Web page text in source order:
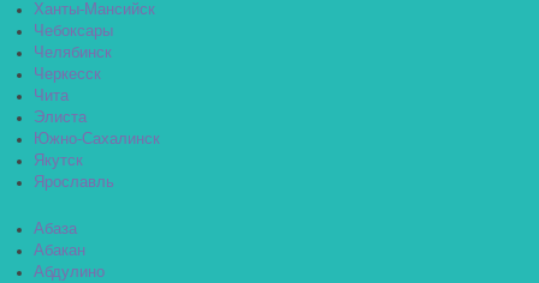
Ханты-Мансийск
Чебоксары
Челябинск
Черкесск
Чита
Элиста
Южно-Сахалинск
Якутск
Ярославль
Абаза
Абакан
Абдулино